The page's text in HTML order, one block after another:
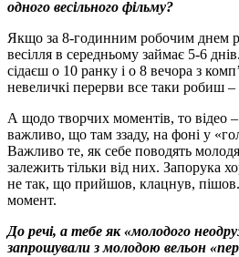
одного весільного фільму?
Якщо за 8-годинним робочим днем
весілля в середньому займає 5-6
сідаєш о 10 ранку і о 8 вечора з
невеличкі перерви все таки робиш –
А щодо творчих моментів, то відео
важливо, що там ззаду, на фоні у
Важливо те, як себе поводять
залежить тільки від них. Запорука
не так, що прийшов, клацнув,
момент.
До речі, а тебе як «молодого
запрошували з молодою вельон